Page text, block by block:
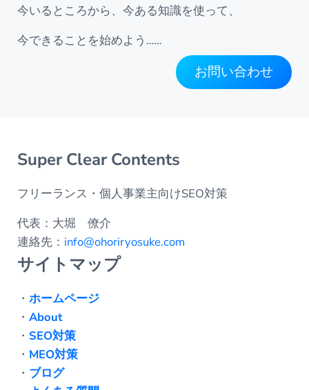
今いるところから、今ある知識を使って、
今できることを始めよう……
お問い合わせ
Super Clear Contents
フリーランス・個人事業主向けSEO対策
代表：大堀 僚介
連絡先： info@ohoriryosuke.com
サイトマップ
・ ホームページ
・ About
・ SEO対策
・ MEO対策
・ ブログ